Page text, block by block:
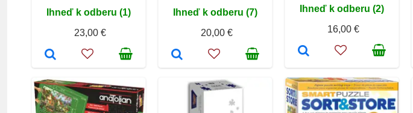
Ihneď k odberu (1)
23,00 €
Ihneď k odberu (7)
20,00 €
Ihneď k odberu (2)
16,00 €